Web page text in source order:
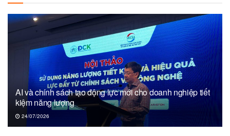
AI và chính sách tạo động lực mới cho doanh nghiệp tiết
kiệm năng lượng
24/07/2026